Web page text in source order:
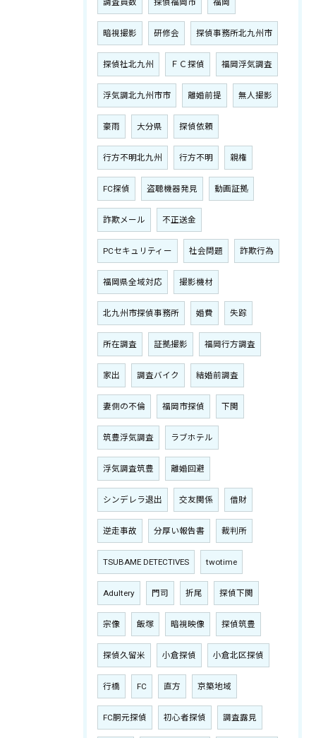
調査員数 探偵福岡市 福岡
暗視撮影 研修会 探偵事務所北九州市
探偵社北九州 ＦＣ探偵 福岡浮気調査
浮気調北九州市市 離婚前提 無人撮影
豪雨 大分県 探偵依頼
行方不明北九州 行方不明 親権
FC探偵 盗聴機器発見 動画証拠
詐欺メール 不正送金
PCセキュリティー 社会問題 詐欺行為
福岡県全域対応 撮影機材
北九州市探偵事務所 婚費 失踪
所在調査 証拠撮影 福岡行方調査
家出 調査バイク 結婚前調査
妻側の不倫 福岡市探偵 下関
筑豊浮気調査 ラブホテル
浮気調査筑豊 離婚回避
シンデレラ退出 交友関係 借財
逆走事故 分厚い報告書 裁判所
TSUBAME DETECTIVES twotime
Adultery 門司 折尾 探偵下関
宗像 飯塚 暗視映像 探偵筑豊
探偵久留米 小倉探偵 小倉北区探偵
行橋 FC 直方 京築地域
FC胴元探偵 初心者探偵 調査露見